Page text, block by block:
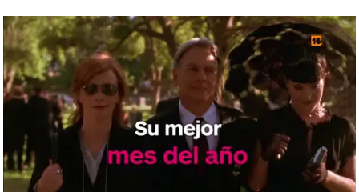
Nova
Madrid
Publicado: 07 de febrero de 2018, 17:11